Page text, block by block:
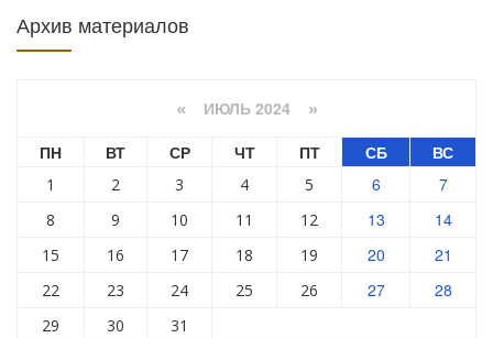
Архив материалов
« ИЮЛЬ 2024 »
ПН ВТ СР ЧТ ПТ СБ ВС
1 2 3 4 5 6 7
8 9 10 11 12 13 14
15 16 17 18 19 20 21
22 23 24 25 26 27 28
29 30 31